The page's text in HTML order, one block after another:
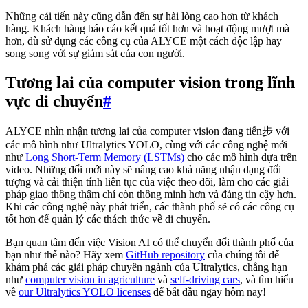
Những cải tiến này cũng dẫn đến sự hài lòng cao hơn từ khách
hàng. Khách hàng báo cáo kết quả tốt hơn và hoạt động mượt mà
hơn, dù sử dụng các công cụ của ALYCE một cách độc lập hay
song song với sự giám sát của con người.
Tương lai của computer vision trong lĩnh
vực di chuyển#
ALYCE nhìn nhận tương lai của computer vision đang tiến步 với
các mô hình như Ultralytics YOLO, cùng với các công nghệ mới
như Long Short-Term Memory (LSTMs) cho các mô hình dựa trên
video. Những đổi mới này sẽ nâng cao khả năng nhận dạng đối
tượng và cải thiện tính liên tục của việc theo dõi, làm cho các giải
pháp giao thông thậm chí còn thông minh hơn và đáng tin cậy hơn.
Khi các công nghệ này phát triển, các thành phố sẽ có các công cụ
tốt hơn để quản lý các thách thức về di chuyển.
Bạn quan tâm đến việc Vision AI có thể chuyển đổi thành phố của
bạn như thế nào? Hãy xem GitHub repository của chúng tôi để
khám phá các giải pháp chuyên ngành của Ultralytics, chẳng hạn
như computer vision in agriculture và self-driving cars, và tìm hiểu
về our Ultralytics YOLO licenses để bắt đầu ngay hôm nay!